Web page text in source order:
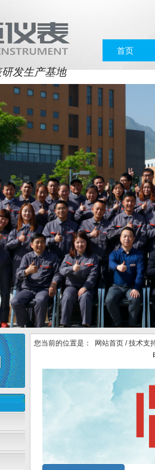
发生产基地
首页
您当前的位置是： 网站首页 /技术支